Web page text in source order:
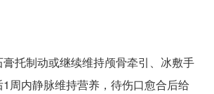
托制动或继续维持颅骨牵引、冰敷手
周内静脉维持营养，待伤口愈合后给